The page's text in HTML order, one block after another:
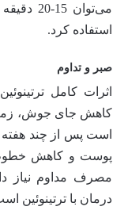
می‌توان
استفاده کرد.
صبر و تداوم
اثرات کامل
کاهش جای جوش،
است پس از چند هفته
مصرف مداوم نیاز
درمان با ترتینوئین